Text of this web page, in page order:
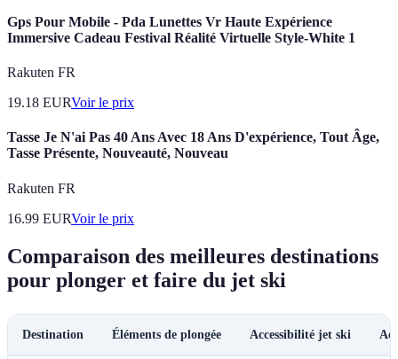
Gps Pour Mobile - Pda Lunettes Vr Haute Expérience
Immersive Cadeau Festival Réalité Virtuelle Style-White 1
Rakuten FR
19.18 EURVoir le prix
Tasse Je N'ai Pas 40 Ans Avec 18 Ans D'expérience, Tout Âge,
Tasse Présente, Nouveauté, Nouveau
Rakuten FR
16.99 EURVoir le prix
Comparaison des meilleures destinations
pour plonger et faire du jet ski
Destination Éléments de plongée Accessibilité jet ski